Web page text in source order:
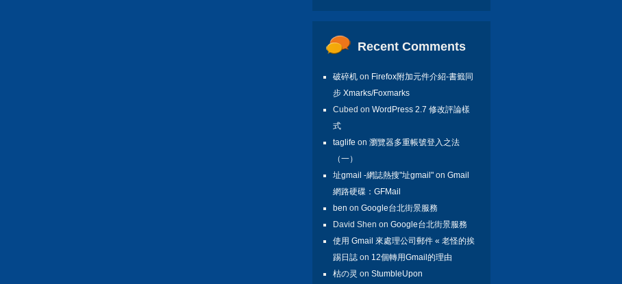
Recent Comments
破碎机 on Firefox附加元件介紹-書籤同
步 Xmarks/Foxmarks
Cubed on WordPress 2.7 修改評論樣
式
taglife on 瀏覽器多重帳號登入之法
（一）
址gmail -網誌熱搜"址gmail" on Gmail
網路硬碟：GFMail
ben on Google台北街景服務
David Shen on Google台北街景服務
使用 Gmail 來處理公司郵件 « 老怪的挨
踢日誌 on 12個轉用Gmail的理由
枯の灵 on StumbleUpon